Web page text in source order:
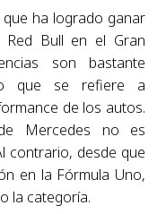
ha logrado ganar
Bull en el Gran
son bastante
que se refiere a
de los autos.
Mercedes no es
contrario, desde que
en la Fórmula Uno,
la categoría.